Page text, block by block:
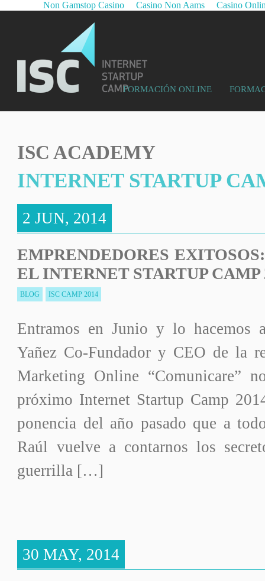
Non Gamstop Casino Casino Non Aams Casino
FORMACIÓN ONLINE
ISC ACADEMY
INTERNET STARTUP
2 JUN, 2014
EMPRENDEDORES
EL INTERNET STARTUP CAMP
BLOG ISC CAMP 2014
Entramos en Junio y lo hacemos
Yañez Co-Fundador y CEO de la
Marketing Online “Comunicare”
próximo Internet Startup Camp
ponencia del año pasado que a
Raúl vuelve a contarnos los
guerrilla […]
30 MAY, 2014